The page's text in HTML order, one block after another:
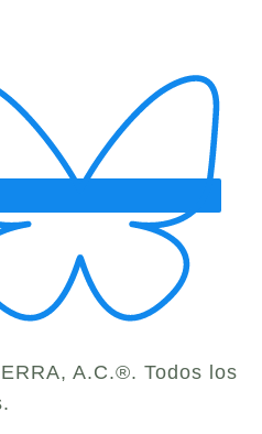
A.C.®. Todos los